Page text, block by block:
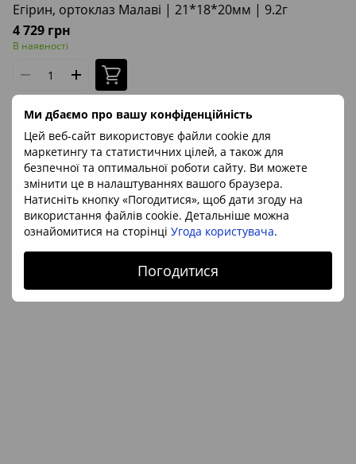
Ми дбаємо про вашу конфіденційність
Цей веб-сайт використовує файли cookie для
маркетингу та статистичних цілей, а також для
безпечної та оптимальної роботи сайту. Ви можете
змінити це в налаштуваннях вашого браузера.
Натисніть кнопку «Погодитися», щоб дати згоду на
використання файлів cookie. Детальніше можна
ознайомитися на сторінці Угода користувача.
Погодитися
Егірин, ортоклаз Малаві | 21*18*20мм | 9.2г
4 729 грн
В наявності
Вага 9.2г Походження Малаві Артикул E219898